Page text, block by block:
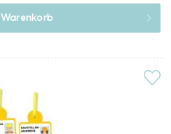
Warenkorb